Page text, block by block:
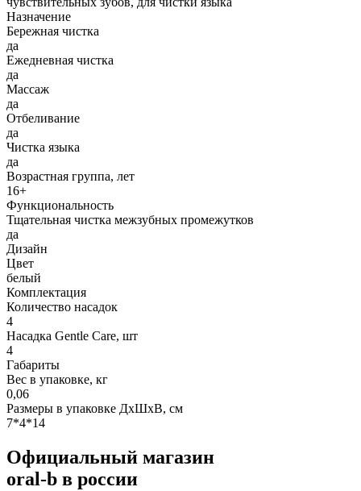
Назначение
Бережная чистка
да
Ежедневная чистка
да
Массаж
да
Отбеливание
да
Чистка языка
да
Возрастная группа, лет
16+
Функциональность
Тщательная чистка межзубных промежутков
да
Дизайн
Цвет
белый
Комплектация
Количество насадок
4
Насадка Gentle Care, шт
4
Габариты
Вес в упаковке, кг
0,06
Размеры в упаковке ДxШxВ, см
7*4*14
Официальный магазин
oral-b в россии